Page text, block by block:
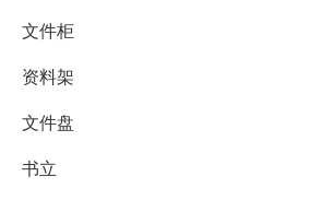
文件柜
资料架
文件盘
书立